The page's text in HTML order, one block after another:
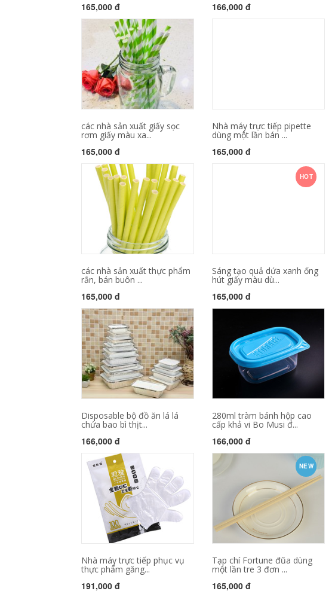
165,000 đ 166,000 đ
các nhà sản xuất giấy sọc
rơm giấy màu xa...
165,000 đ
Nhà máy trực tiếp pipette
dùng một lần bán ...
165,000 đ
các nhà sản xuất thực phẩm
rắn, bán buôn ...
165,000 đ
HOT
Sáng tạo quả dứa xanh ống
hút giấy màu dù...
165,000 đ
Disposable bộ đồ ăn lá lá
chứa bao bì thịt...
166,000 đ
280ml tràm bánh hộp cao
cấp khả vi Bo Musi đ...
166,000 đ
Nhà máy trực tiếp phục vụ
thực phẩm găng...
191,000 đ
NEW
Tạp chí Fortune đũa dùng
một lần tre 3 đơn ...
165,000 đ